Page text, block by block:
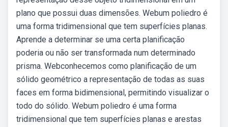
plano que possui duas dimensões. Webum poliedro é
uma forma tridimensional que tem superfícies planas.
Aprende a determinar se uma certa planificação
poderia ou não ser transformada num determinado
prisma. Webconhecemos como planificação de um
sólido geométrico a representação de todas as suas
faces em forma bidimensional, permitindo visualizar o
todo do sólido. Webum poliedro é uma forma
tridimensional que tem superfícies planas e arestas